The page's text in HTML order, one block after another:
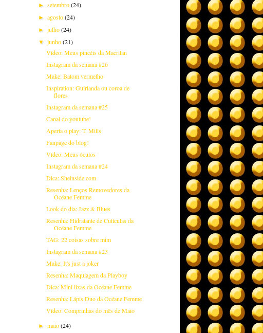
►setembro(24)
►agosto(24)
►julho(24)
▼junho(21)
Vídeo: Meus pincéis da Macrilan
Instagram da semana #26
Make: Batom vermelho
Inspiration: Guirlanda ou coroa de
flores
Instagram da semana #25
Canal do youtube!
Aperta o play: T. Mills
Fanpage do blog!
Vídeo: Meus óculos
Instagram da semana #24
Dica: Sheinside.com
Resenha: Lenços Removedores da
Océane Femme
Look do dia: Jazz & Blues
Resenha: Hidratante de Cutículas da
Océane Femme
TAG: 22 coisas sobre mim
Instagram da semana #23
Make: It's just a joker
Resenha: Maquiagem da Playboy
Dica: Mini lixas da Océane Femme
Resenha: Lápis Duo da Océane Femme
Vídeo: Comprinhas do mês de Maio
►maio(24)